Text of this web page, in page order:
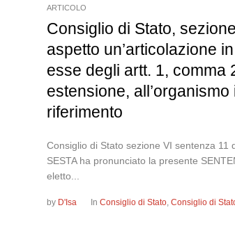
ARTICOLO
Consiglio di Stato,
aspetto un’articolazione
esse degli artt. 1, comma
estensione,
riferimento
Consiglio di Stato sezione VI sentenza 11
SESTA ha pronunciato la presente
eletto...
by D'Isa InConsiglio di Stato,Consiglio di